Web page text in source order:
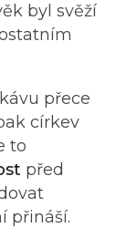
byl svěží
přece
církev
to
před
přináší.